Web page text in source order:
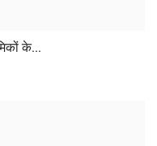
के...